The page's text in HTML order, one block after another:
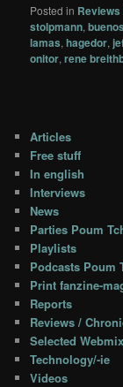
Posted in
stolpmann,
lamas,hagedor,
onitor,rene
Articles
Free stuff
In english
Interviews
News
Parties Poum
Playlists
Podcasts Poum
Print fanzine-
Reports
Reviews /
Selected
Technology/-ie
Videos